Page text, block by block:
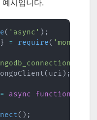
예시입니다.
( 'async' ) ;
} = require( 'mongodb'
( uri ) ;
= async function
( ) ;